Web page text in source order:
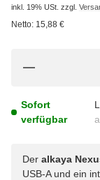
inkl. 19% USt. zzgl.
Netto: 15,88 €
Sofort
verfügbar
Der alkaya
USB-A und ein